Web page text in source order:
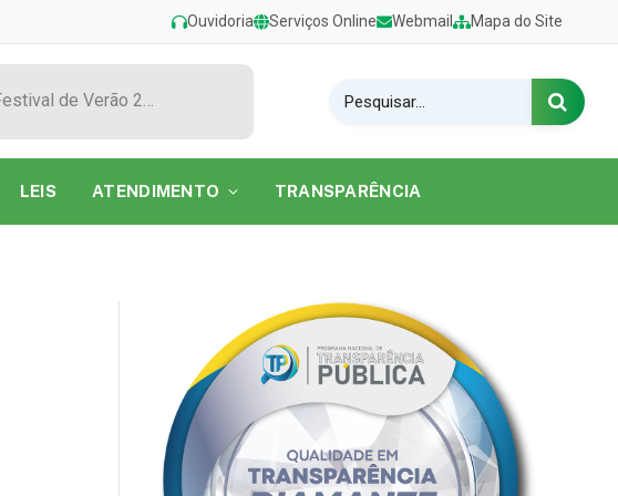
Ouvidoria Serviços Online Webmail Mapa do Site
Show de Tarcísio do Acordeon encerra o Festival de Verão 2026 na Praia do Caripi
LEIS ATENDIMENTO TRANSPARÊNCIA